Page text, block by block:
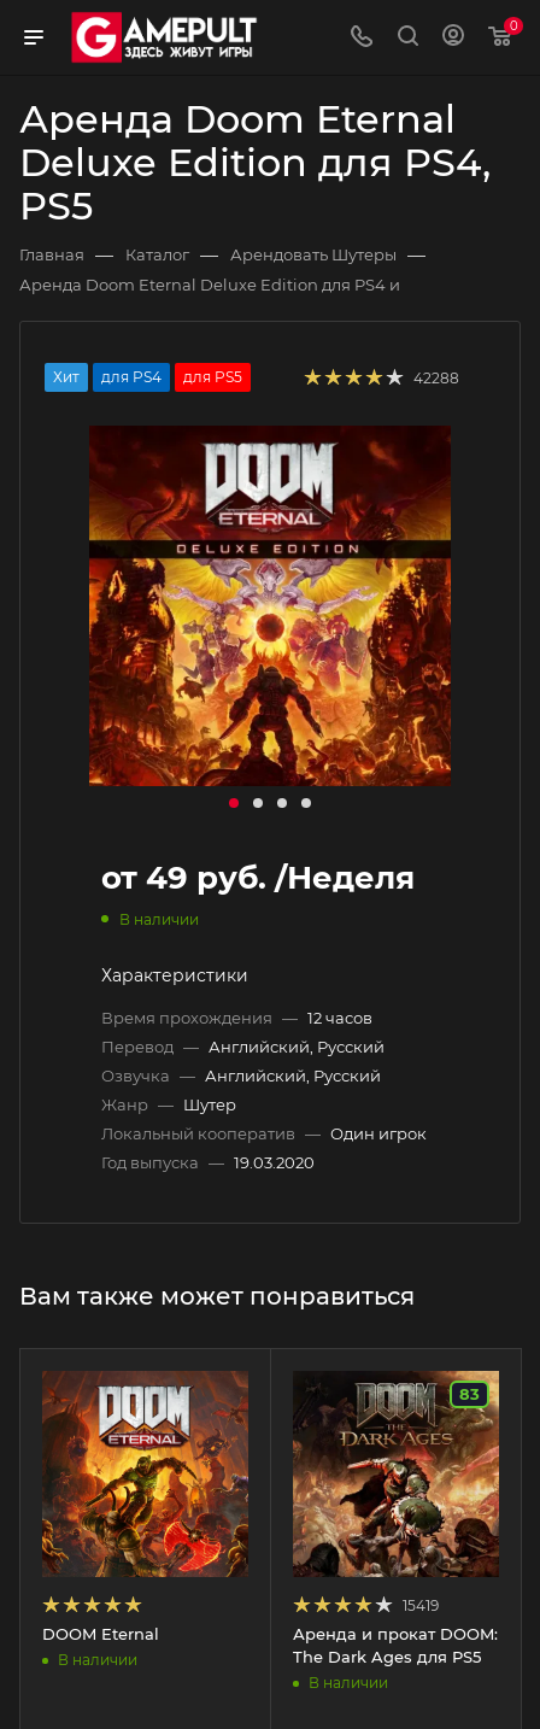
0
Аренда Doom Eternal
Deluxe Edition для PS4,
PS5
Главная — Каталог — Арендовать Шутеры —
Аренда Doom Eternal Deluxe Edition для PS4 и
Хит для PS4 для PS5 42288
от 49 руб. /Неделя
В наличии
Характеристики
Время прохождения — 12 часов
Перевод — Английский, Русский
Озвучка — Английский, Русский
Жанр — Шутер
Локальный кооператив — Один игрок
Год выпуска — 19.03.2020
Вам также может понравиться
DOOM Eternal
В наличии
83
15419
Аренда и прокат DOOM:
The Dark Ages для PS5
В наличии